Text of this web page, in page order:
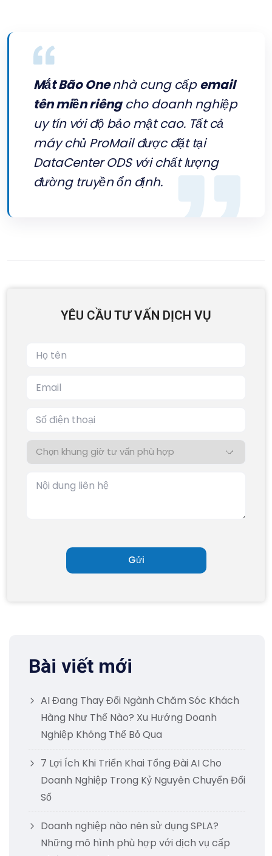
Mắt Bão Onenhà cung cấpemail
tên miền riêngcho doanh nghiệp
uy tín với độ bảo mật cao. Tất cả
máy chủ ProMail được đặt tại
DataCenterODSvới chất lượng
đường truyền ổn định.
YÊU CẦU TƯ VẤN DỊCH VỤ
Bài viết mới
AI Đang Thay Đổi Ngành Chăm Sóc Khách
Hàng Như Thế Nào? Xu Hướng Doanh
Nghiệp Không Thể Bỏ Qua
7 Lợi Ích Khi Triển Khai Tổng Đài AI Cho
Doanh Nghiệp Trong Kỷ Nguyên Chuyển Đổi
Số
Doanh nghiệp nào nên sử dụng SPLA?
Những mô hình phù hợp với dịch vụ cấp